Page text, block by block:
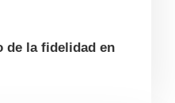
de la fidelidad en